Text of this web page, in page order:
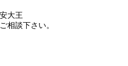
大王
相談下さい。